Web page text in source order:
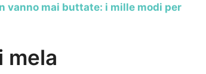
vanno mai buttate: i mille modi per
mela